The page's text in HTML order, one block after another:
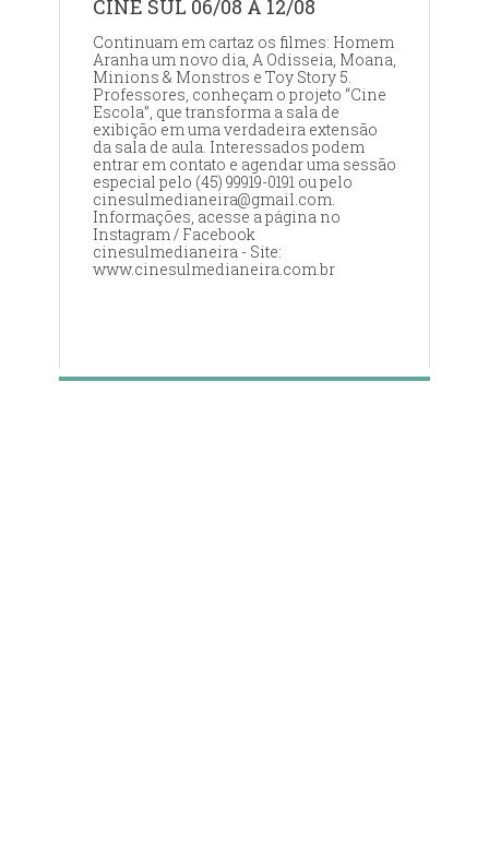
CINE SUL 06/08 A 12/08
Continuam em cartaz os filmes: Homem
Aranha um novo dia, A Odisseia, Moana,
Minions & Monstros e Toy Story 5.
Professores, conheçam o projeto “Cine
Escola”, que transforma a sala de
exibição em uma verdadeira extensão
da sala de aula. Interessados podem
entrar em contato e agendar uma sessão
especial pelo (45) 99919-0191 ou pelo
cinesulmedianeira@gmail.com.
Informações, acesse a página no
Instagram / Facebook
cinesulmedianeira - Site:
www.cinesulmedianeira.com.br